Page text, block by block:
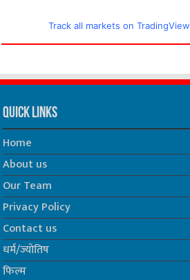
Track all markets on TradingView
Quick Links
Home
About us
Our Team
Privacy Policy
Contact us
धर्म/ज्योतिष
फिल्म